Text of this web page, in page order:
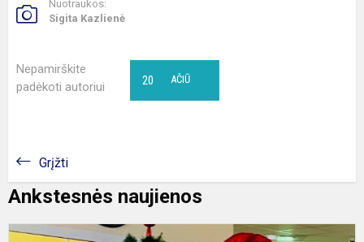
Nuotraukos:
Sigita Kazlienė
Nepamirškite
padėkoti autoriui
AČIŪ
20
Grįžti
Ankstesnės naujienos